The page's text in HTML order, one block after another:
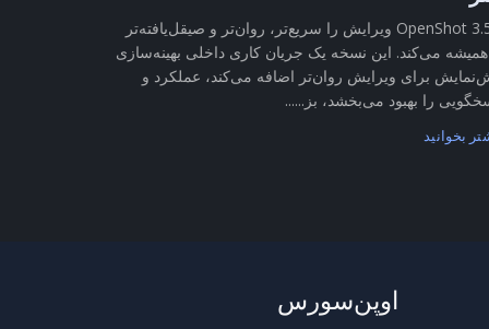
OpenShot 3.5.1 ویرایش را سریع‌تر، روان‌تر و صیقل‌یافته‌تر
همیشه می‌کند. این نسخه یک جریان کاری داخلی بهینه‌سازی
برای ویرایش روان‌تر اضافه می‌کند، عملکرد و
را بهبود می‌بخشد، بز......
بخوانید
اوپن‌سورس